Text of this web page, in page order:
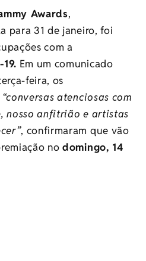
Awards,
para 31 de janeiro, foi
com a
Em um comunicado
feira, os
“conversas atenciosas com
nosso anfitrião e artistas
, confirmaram que vão
nodomingo, 14